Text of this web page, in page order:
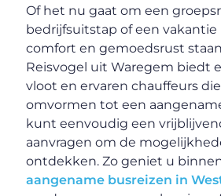
Of het nu gaat om een
bedrijfsuitstap of een vakantie
comfort en gemoedsrust
Reisvogel uit Waregem biedt
vloot en ervaren chauffeurs
omvormen tot een
kunt eenvoudig een
aanvragen om de
ontdekken. Zo geniet u
aangename busreizen in